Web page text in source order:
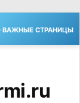
ВАЖНЫЕ СТРАНИЦЫ